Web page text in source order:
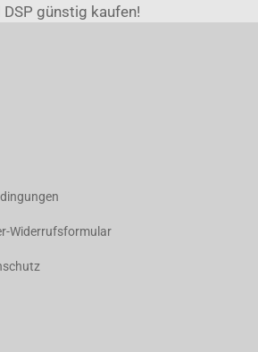
DSP günstig kaufen!
Widerrufsformular